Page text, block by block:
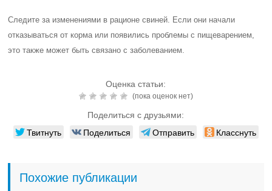
Следите за изменениями в рационе свиней. Если они начали
отказываться от корма или появились проблемы с пищеварением,
это также может быть связано с заболеванием.
Оценка статьи:
(пока оценок нет)
Поделиться с друзьями:
Твитнуть Поделиться Отправить Класснуть
Похожие публикации